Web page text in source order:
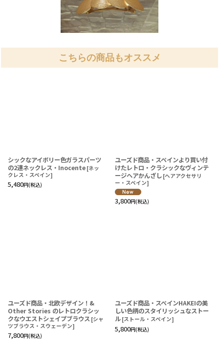
こちらの商品もオススメ
シックなアイボリー色ガラスパーツ
の2連ネックレス・Inocente [ネッ
クレス・スペイン]
5,480円(税込)
ユーズド商品・スペインより買い付
けたレトロ・クラシックなヴィンテ
ージヘアかんざし [ヘアアクセサリ
ー・スペイン]
3,800円(税込)
ユーズド商品・北欧デザイン！&
Other Stories のレトロクラシッ
クなウエストシェイプブラウス [シャ
ツブラウス・スウェーデン]
7,800円(税込)
ユーズド商品・スペインHAKEIの美
しい色柄のスタイリッシュなストー
ル [ストール・スペイン]
5,800円(税込)